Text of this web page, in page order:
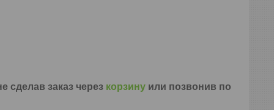
сделав заказ через корзину или позвонив по